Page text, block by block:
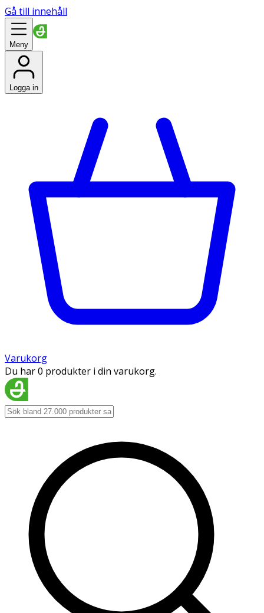
Gå till innehåll
Meny
Logga in
Varukorg
Du har 0 produkter i din varukorg.